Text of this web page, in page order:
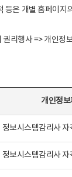
은 개별 홈페이
행사 => 개인정
개인정
정보시스템감리사
정보시스템감리사